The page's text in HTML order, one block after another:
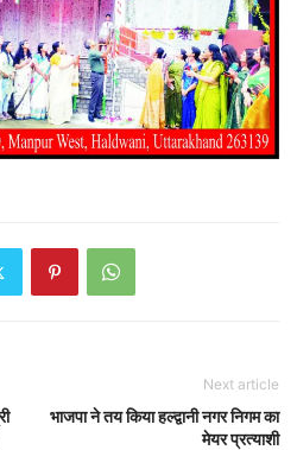
Next article
भाजपा ने तय किया हल्द्वानी नगर निगम का
मेयर प्रत्याशी